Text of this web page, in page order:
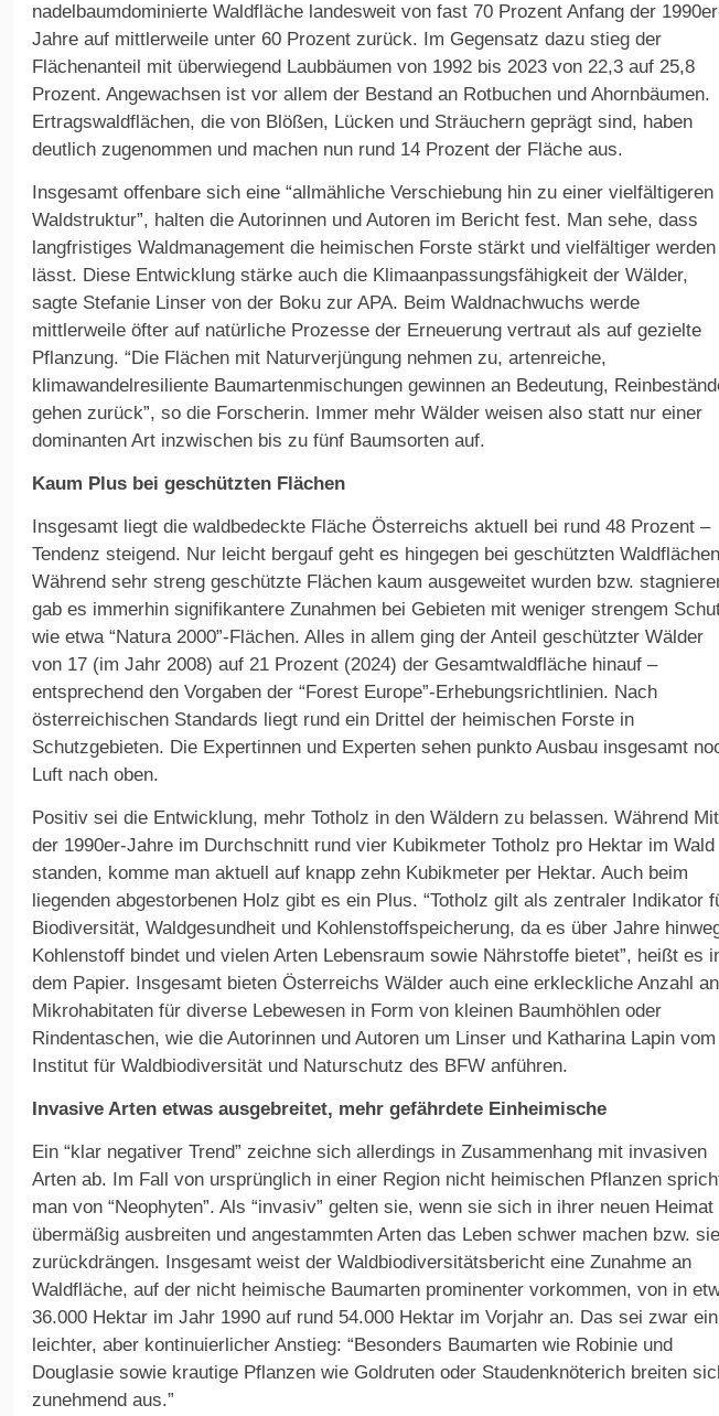
nadelbaumdominierte Waldfläche landesweit von fast 70 Prozent Anfang der
Jahre auf mittlerweile unter 60 Prozent zurück. Im Gegensatz dazu stieg der
Flächenanteil mit überwiegend Laubbäumen von 1992 bis 2023 von 22,3 auf 25,8
Prozent. Angewachsen ist vor allem der Bestand an Rotbuchen und Ahornbäumen.
Ertragswaldflächen, die von Blößen, Lücken und Sträuchern geprägt sind, haben
deutlich zugenommen und machen nun rund 14 Prozent der Fläche aus.
Insgesamt offenbare sich eine “allmähliche Verschiebung hin zu einer vielfältigeren
Waldstruktur”, halten die Autorinnen und Autoren im Bericht fest. Man sehe, dass
langfristiges Waldmanagement die heimischen Forste stärkt und vielfältiger werden
lässt. Diese Entwicklung stärke auch die Klimaanpassungsfähigkeit der Wälder,
sagte Stefanie Linser von der Boku zur APA. Beim Waldnachwuchs werde
mittlerweile öfter auf natürliche Prozesse der Erneuerung vertraut als auf gezielte
Pflanzung. “Die Flächen mit Naturverjüngung nehmen zu, artenreiche,
klimawandelresiliente Baumartenmischungen gewinnen an Bedeutung,
gehen zurück”, so die Forscherin. Immer mehr Wälder weisen also statt nur einer
dominanten Art inzwischen bis zu fünf Baumsorten auf.
Kaum Plus bei geschützten Flächen
Insgesamt liegt die waldbedeckte Fläche Österreichs aktuell bei rund 48 Prozent –
Tendenz steigend. Nur leicht bergauf geht es hingegen bei geschützten
Während sehr streng geschützte Flächen kaum ausgeweitet wurden bzw.
gab es immerhin signifikantere Zunahmen bei Gebieten mit weniger strengem
wie etwa “Natura 2000”-Flächen. Alles in allem ging der Anteil geschützter Wälder
von 17 (im Jahr 2008) auf 21 Prozent (2024) der Gesamtwaldfläche hinauf –
entsprechend den Vorgaben der “Forest Europe”-Erhebungsrichtlinien. Nach
österreichischen Standards liegt rund ein Drittel der heimischen Forste in
Schutzgebieten. Die Expertinnen und Experten sehen punkto Ausbau insgesamt
Luft nach oben.
Positiv sei die Entwicklung, mehr Totholz in den Wäldern zu belassen. Während
der 1990er-Jahre im Durchschnitt rund vier Kubikmeter Totholz pro Hektar im Wald
standen, komme man aktuell auf knapp zehn Kubikmeter per Hektar. Auch beim
liegenden abgestorbenen Holz gibt es ein Plus. “Totholz gilt als zentraler Indikator
Biodiversität, Waldgesundheit und Kohlenstoffspeicherung, da es über Jahre
Kohlenstoff bindet und vielen Arten Lebensraum sowie Nährstoffe bietet”, heißt es
dem Papier. Insgesamt bieten Österreichs Wälder auch eine erkleckliche Anzahl an
Mikrohabitaten für diverse Lebewesen in Form von kleinen Baumhöhlen oder
Rindentaschen, wie die Autorinnen und Autoren um Linser und Katharina Lapin vom
Institut für Waldbiodiversität und Naturschutz des BFW anführen.
Invasive Arten etwas ausgebreitet, mehr gefährdete Einheimische
Ein “klar negativer Trend” zeichne sich allerdings in Zusammenhang mit invasiven
Arten ab. Im Fall von ursprünglich in einer Region nicht heimischen Pflanzen
man von “Neophyten”. Als “invasiv” gelten sie, wenn sie sich in ihrer neuen Heimat
übermäßig ausbreiten und angestammten Arten das Leben schwer machen bzw. sie
zurückdrängen. Insgesamt weist der Waldbiodiversitätsbericht eine Zunahme an
Waldfläche, auf der nicht heimische Baumarten prominenter vorkommen, von in
36.000 Hektar im Jahr 1990 auf rund 54.000 Hektar im Vorjahr an. Das sei zwar ein
leichter, aber kontinuierlicher Anstieg: “Besonders Baumarten wie Robinie und
Douglasie sowie krautige Pflanzen wie Goldruten oder Staudenknöterich breiten
zunehmend aus.”